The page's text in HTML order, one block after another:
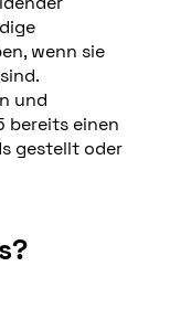
wenn sie
und
bereits einen
gestellt oder